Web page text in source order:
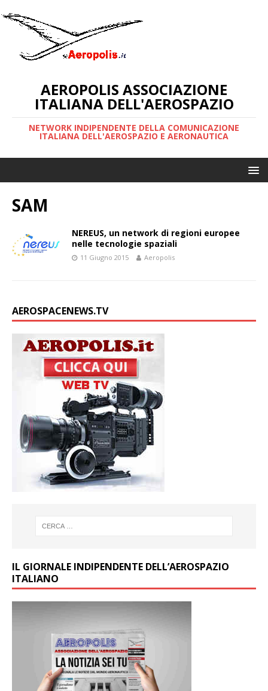
AEROPOLIS ASSOCIAZIONE
ITALIANA DELL'AEROSPAZIO
NETWORK INDIPENDENTE DELLA COMUNICAZIONE
ITALIANA DELL'AEROSPAZIO E AERONAUTICA
SAM
NEREUS, un network di regioni europee
nelle tecnologie spaziali
11 Giugno 2015 Aeropolis
AEROSPACENEWS.TV
IL GIORNALE INDIPENDENTE DELL’AEROSPAZIO
ITALIANO